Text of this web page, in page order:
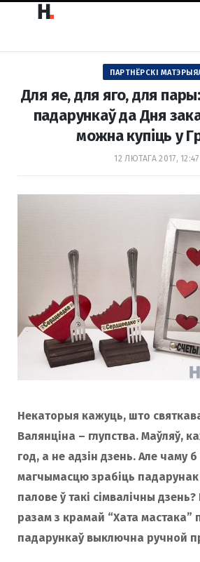
ПАРТНЁРСКІ
Для яе, для яго, для
падарункаў да Дня
можна купіць у
12 ЛЮТАГА 2017, 12:47
Некаторыя кажуць, што
Валянціна – глупства. Маўляў,
год, а не адзін дзень. Але чаму
магчымасцю зрабіць падарунак
палове ў такі сімвалічны
разам з крамай “Хата мастака”
падарункаў выключна ручной